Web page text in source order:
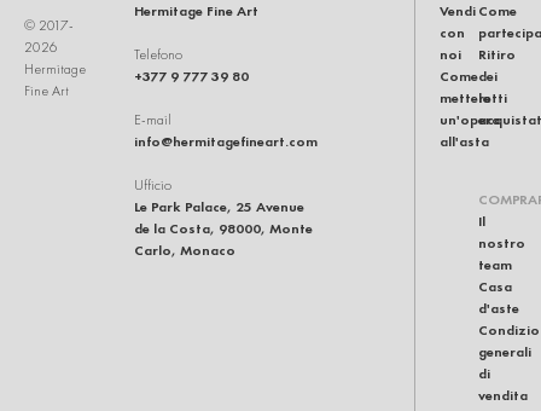
© 2017-
2026
Hermitage
Fine Art
Hermitage Fine Art
Telefono
+377 9 777 39 80
E-mail
info@hermitagefineart.com
Ufficio
Le Park Palace, 25 Avenue
de la Costa, 98000, Monte
Carlo, Monaco
Vendi
con
noi
Come
mettere
un'opera
all'asta
Come
Ritiro
dei
lotti
Il
nostro
team
Casa
d'aste
generali
di
vendita